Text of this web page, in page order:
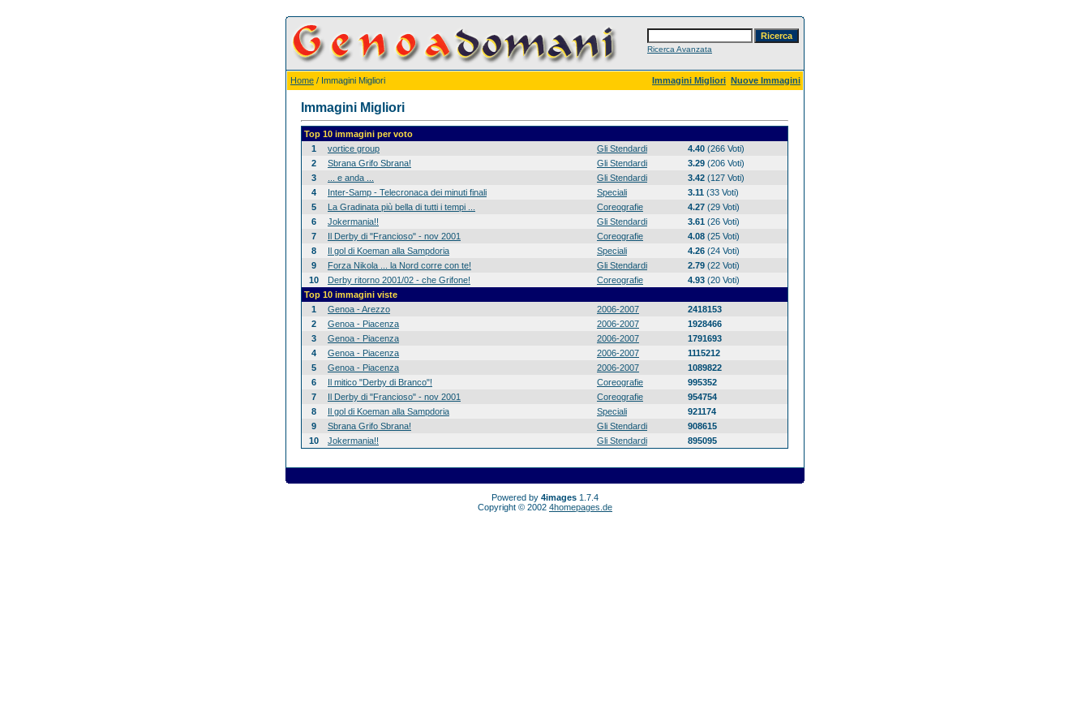
Ricerca Avanzata
Home / Immagini Migliori Immagini Migliori Nuove Immagini
Immagini Migliori
Top 10 immagini per voto
1
vortice group Gli Stendardi 4.40 (266 Voti)
2
Sbrana Grifo Sbrana! Gli Stendardi 3.29 (206 Voti)
3
... e anda ... Gli Stendardi 3.42 (127 Voti)
4
Inter-Samp - Telecronaca dei minuti finali Speciali 3.11 (33 Voti)
5
La Gradinata più bella di tutti i tempi ... Coreografie 4.27 (29 Voti)
6
Jokermania!! Gli Stendardi 3.61 (26 Voti)
7
Il Derby di "Francioso" - nov 2001 Coreografie 4.08 (25 Voti)
8
Il gol di Koeman alla Sampdoria Speciali 4.26 (24 Voti)
9
Forza Nikola ... la Nord corre con te! Gli Stendardi 2.79 (22 Voti)
10
Derby ritorno 2001/02 - che Grifone! Coreografie 4.93 (20 Voti)
Top 10 immagini viste
1
Genoa - Arezzo 2006-2007
2418153
2
Genoa - Piacenza 2006-2007
1928466
3
Genoa - Piacenza 2006-2007
1791693
4
Genoa - Piacenza 2006-2007
1115212
5
Genoa - Piacenza 2006-2007
1089822
6
Il mitico "Derby di Branco"! Coreografie
995352
7
Il Derby di "Francioso" - nov 2001 Coreografie
954754
8
Il gol di Koeman alla Sampdoria Speciali
921174
9
Sbrana Grifo Sbrana! Gli Stendardi
908615
10
Jokermania!! Gli Stendardi 895095
Powered by 4images 1.7.4
Copyright © 2002 4homepages.de